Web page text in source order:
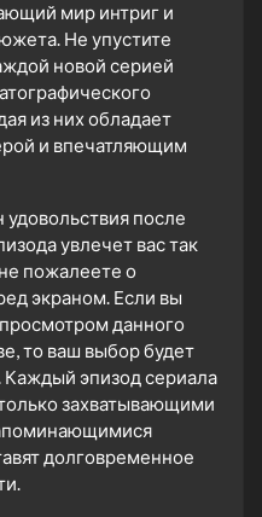
мир интриг и
Не упустите
новой серией
из них обладает
и впечатляющим
после
увлечет вас так
пожалеете о
экраном. Если вы
данного
то ваш выбор будет
эпизод сериала
захватывающими
долговременное